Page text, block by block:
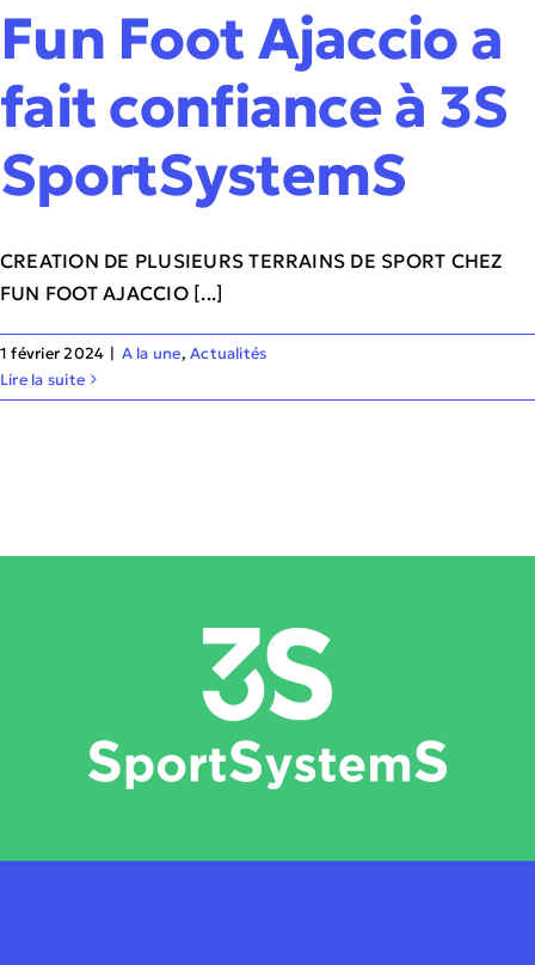
Fun Foot Ajaccio a
fait confiance à 3S
SportSystemS
CREATION DE PLUSIEURS TERRAINS DE SPORT CHEZ
FUN FOOT AJACCIO [...]
1 février 2024 | A la une,Actualités
Lire la suite